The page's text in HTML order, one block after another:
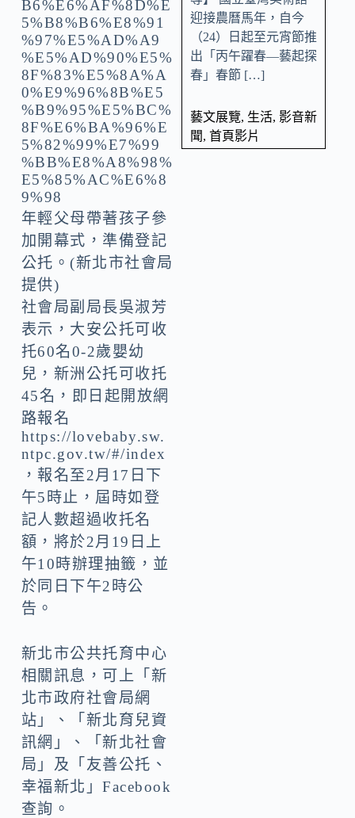
年輕父母帶著孩子參
加開幕式，準備登記
公托。(新北市社會局
提供)
社會局副局長吳淑芳
表示，大安公托可收
托60名0-2歲嬰幼
兒，新洲公托可收托
45名，即日起開放網
路報名
https://lovebaby.sw.
ntpc.gov.tw/#/index
，報名至2月17日下
午5時止，屆時如登
記人數超過收托名
額，將於2月19日上
午10時辦理抽籤，並
於同日下午2時公
告。
新北市公共托育中心
相關訊息，可上「新
北市政府社會局網
站」、「新北育兒資
訊網」、「新北社會
局」及「友善公托、
幸福新北」Facebook
查詢。
迎接農曆馬年，自今
（24）日起至元宵節推
出「丙午躍春—藝起探
春」春節 […]
藝文展覽, 生活, 影音新
聞, 首頁影片